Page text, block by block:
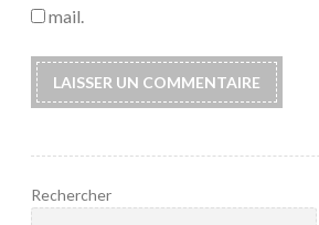
mail.
Rechercher